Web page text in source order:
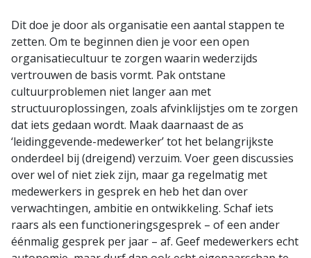
Dit doe je door als organisatie een aantal stappen te
zetten. Om te beginnen dien je voor een open
organisatiecultuur te zorgen waarin wederzijds
vertrouwen de basis vormt. Pak ontstane
cultuurproblemen niet langer aan met
structuuroplossingen, zoals afvinklijstjes om te zorgen
dat iets gedaan wordt. Maak daarnaast de as
‘leidinggevende-medewerker’ tot het belangrijkste
onderdeel bij (dreigend) verzuim. Voer geen discussies
over wel of niet ziek zijn, maar ga regelmatig met
medewerkers in gesprek en heb het dan over
verwachtingen, ambitie en ontwikkeling. Schaf iets
raars als een functioneringsgesprek – of een ander
éénmalig gesprek per jaar – af. Geef medewerkers echt